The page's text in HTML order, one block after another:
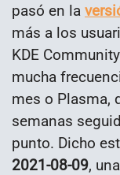
pasó en la
más a los
KDE
mucha
mes o Plasma,
semanas
punto. Dicho
2021-08-09,